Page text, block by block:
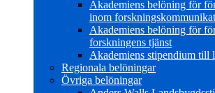
Akademiens belöning för
inom
Akademiens belöning för
forskningens tjänst
Akademiens stipendium till
Regionala belöningar
Övriga belöningar